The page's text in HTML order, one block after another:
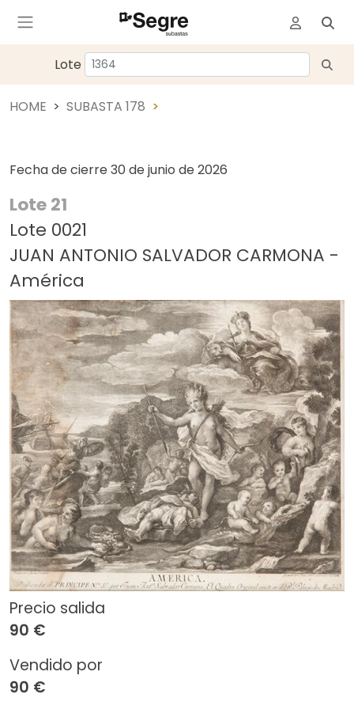
Lote
HOME SUBASTA 178
Fecha de cierre 30 de junio de 2026
Lote 21
Lote 0021
JUAN ANTONIO SALVADOR CARMONA -
América
Precio salida
90 €
Vendido por
90 €